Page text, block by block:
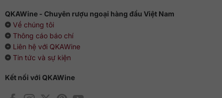
QKAWine - Chuyên rượu ngoại hàng đầu Việt Nam
Về chúng tôi
Thông cáo báo chí
Liên hệ với QKAWine
Tin tức và sự kiện
Kết nối với QKAWine